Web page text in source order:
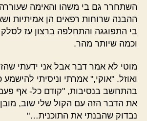
השתחרר גם בי משהו והאימה
ההבנה שרוחות רפאים הן אמיתיות
בי התפוגגה והתחלפה ברצון עז
וכמה שיותר מהר.
מוטי לא אמר דבר אבל אני ידעתי
ואוזל. "אוקי," אמרתי וניסיתי להישמע
בהתחשב בנסיבות, "קודם כל- אף
את הדבר הזה עם הקול שלי שוב,
נבדוק שהבנתי את התוכנית…"